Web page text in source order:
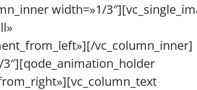
width=»1/
vc_column_inner]